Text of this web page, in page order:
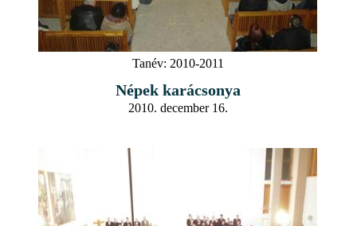
Tanév: 2010-2011
Népek karácsonya
2010. december 16.